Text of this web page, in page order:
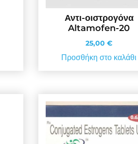
Αντι-οιστρογόνα
Altamofen-20
25,00€
Προσθήκη στο καλάθι